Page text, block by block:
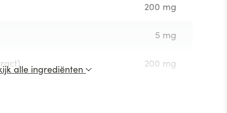
200 mg
5 mg
200 mg
alle ingrediënten